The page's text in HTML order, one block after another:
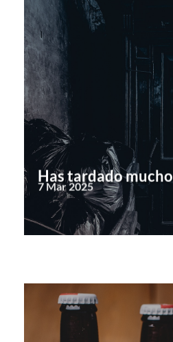
Has tardado mucho
7 Mar 2025